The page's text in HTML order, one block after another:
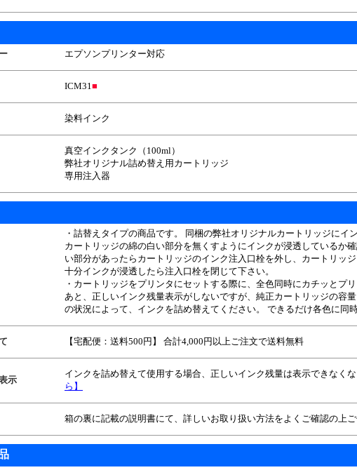
エプソンプリンター対応
ICM31■
染料インク
真空インクタンク（100ml）
弊社オリジナル詰め替え用カートリッジ
専用注入器
・詰替えタイプの商品です。 同梱の弊社オリジナルカートリッジにイ
カートリッジの綿の白い部分を無くすようにインクが浸透しているか
い部分があったらカートリッジのインク注入口栓を外し、カートリッ
十分インクが浸透したら注入口栓を閉じて下さい。
・カートリッジをプリンタにセットする際に、全色同時にカチッとプ
あと、正しいインク残量表示がしないですが、純正カートリッジの容
の状況によって、インクを詰め替えてください。 できるだけ各色に同
【宅配便：送料500円】 合計4,000円以上ご注文で送料無料
示
インクを詰め替えて使用する場合、正しいインク残量は表示できなく
ら】
箱の裏に記載の説明書にて、詳しいお取り扱い方法をよくご確認の上ご